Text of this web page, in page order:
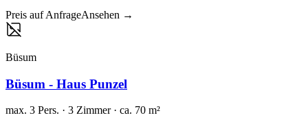
Preis auf AnfrageAnsehen →
Büsum
Büsum - Haus Punzel
max. 3 Pers. · 3 Zimmer · ca. 70 m²